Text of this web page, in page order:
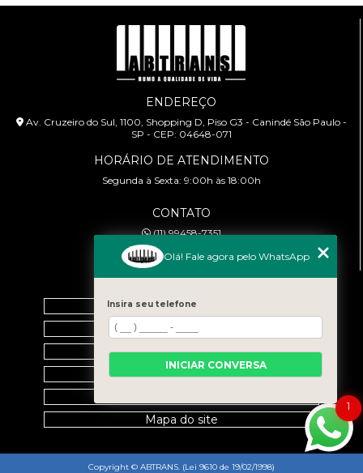
ENDEREÇO
Av. Cruzeiro do Sul, 1100, Shopping D, Piso G3 - Canindé São Paulo -
SP - CEP: 04648-071
HORÁRIO DE ATENDIMENTO
Segunda à Sexta: 9:00h às 18:00h
CONTATO
(11) 99458-7351
cursoabtrans@gmail.com
Home
Empresa
Galeria
Contato
Mapa do site
Copyright © ABTRANS. (Lei 9610 de 19/02/1998)
1
Olá! Fale agora pelo WhatsApp
Insira seu telefone
INICIAR CONVERSA